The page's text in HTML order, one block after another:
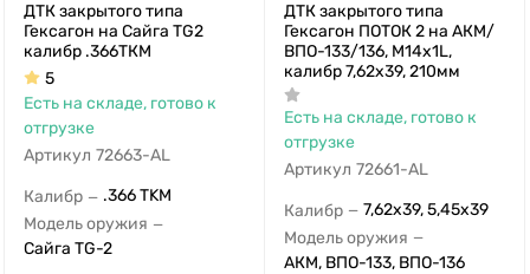
ДТК закрытого типа
Гексагон на Сайга TG2
калибр .366ТКМ
5
Есть на складе, готово к
отгрузке
Артикул 72663-AL
Калибр — .366 TKM
Модель оружия —
Сайга TG-2
ДТК закрытого типа
Гексагон ПОТОК 2 на АКМ/
ВПО-133/136, М14х1L,
калибр 7,62х39, 210мм
Есть на складе, готово к
отгрузке
Артикул 72661-AL
Калибр — 7,62x39, 5,45x39
Модель оружия —
АКМ, ВПО-133, ВПО-136